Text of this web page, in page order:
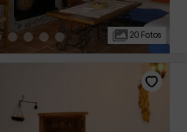
20 Fotos